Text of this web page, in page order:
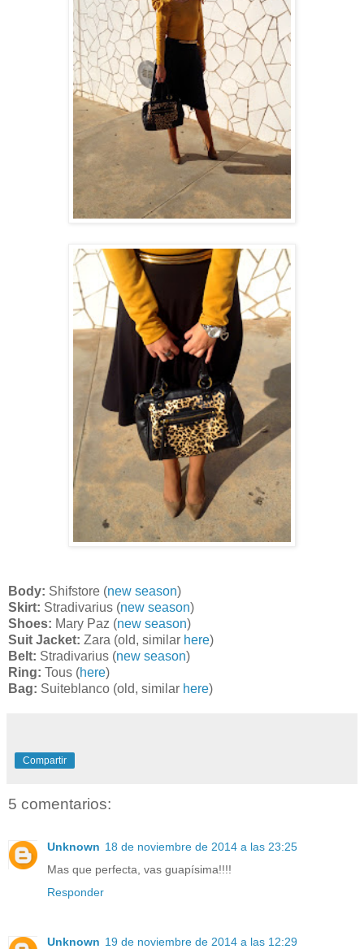
Body: Shifstore (new season)
Skirt: Stradivarius (new season)
Shoes: Mary Paz (new season)
Suit Jacket: Zara (old, similar here)
Belt: Stradivarius (new season)
Ring: Tous (here)
Bag: Suiteblanco (old, similar here)
Compartir
5 comentarios:
Unknown 18 de noviembre de 2014 a las 23:25
Mas que perfecta, vas guapísima!!!!
Responder
Unknown 19 de noviembre de 2014 a las 12:29